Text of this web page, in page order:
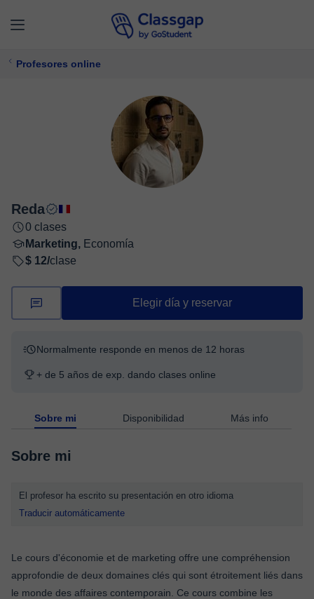
Profesores online
Reda
0 clases
Marketing, Economía
$ 12/clase
Elegir día y reservar
Normalmente responde en menos de 12 horas
+ de 5 años de exp. dando clases online
Sobre mi Disponibilidad Más info
Sobre mi
El profesor ha escrito su presentación en otro idioma
Traducir automáticamente
Le cours d'économie et de marketing offre une compréhension
approfondie de deux domaines clés qui sont étroitement liés dans
le monde des affaires contemporain. Ce cours combine les